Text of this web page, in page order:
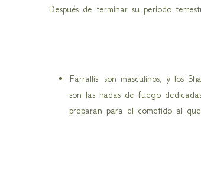
Después de terminar su período
Farrallis: son masculinos, y los
son las hadas de fuego
preparan para el cometido al